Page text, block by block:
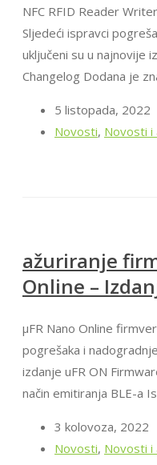
NFC RFID Reader
Sljedeći ispravci
uključeni su u najnovije
Changelog Dodana je
5 listopada, 2022
Novosti, Novosti i
ažuriranje
Online –
μFR Nano Online
pogrešaka i
izdanje uFR ON
način emitiranja BLE-a
3 kolovoza, 2022
Novosti, Novosti i